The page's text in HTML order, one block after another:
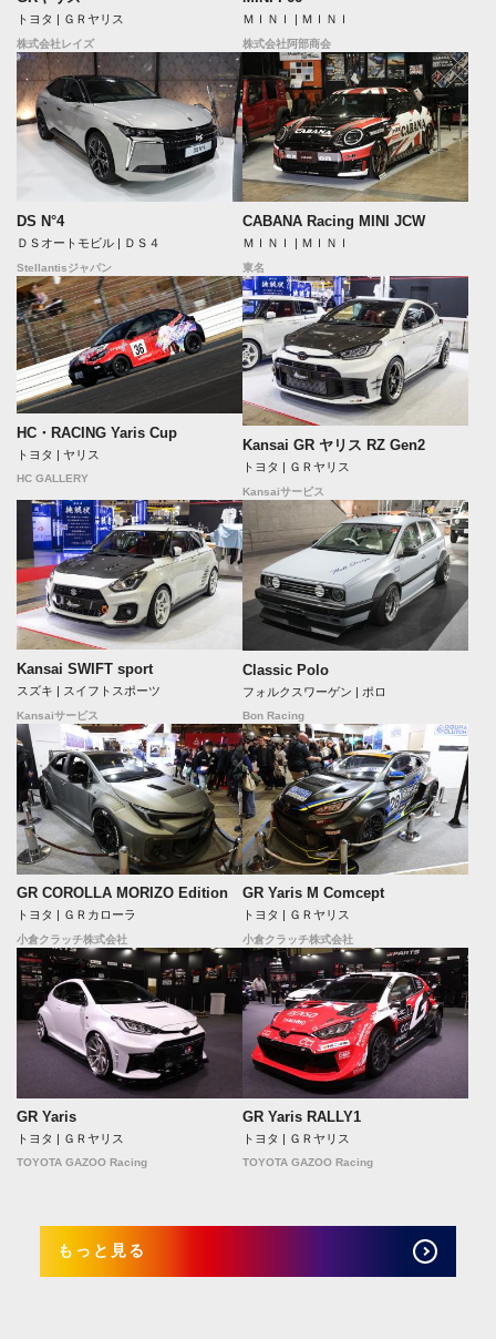
トヨタ | ＧＲヤリス
株式会社レイズ
ＭＩＮＩ | ＭＩＮＩ
株式会社阿部商会
DS N°4
ＤＳオートモビル | ＤＳ４
Stellantisジャパン
CABANA Racing MINI JCW
ＭＩＮＩ | ＭＩＮＩ
東名
HC・RACING Yaris Cup
トヨタ | ヤリス
HC GALLERY
Kansai GR ヤリス RZ Gen2
トヨタ | ＧＲヤリス
Kansaiサービス
Kansai SWIFT sport
スズキ | スイフトスポーツ
Kansaiサービス
Classic Polo
フォルクスワーゲン | ポロ
Bon Racing
GR COROLLA MORIZO Edition
トヨタ | ＧＲカローラ
小倉クラッチ株式会社
GR Yaris M Comcept
トヨタ | ＧＲヤリス
小倉クラッチ株式会社
GR Yaris
トヨタ | ＧＲヤリス
TOYOTA GAZOO Racing
GR Yaris RALLY1
トヨタ | ＧＲヤリス
TOYOTA GAZOO Racing
もっと見る